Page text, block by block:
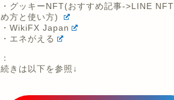
・グッキーNFT(おすすめ記事->LINE
め方と使い方)
・WikiFX Japan
・エネがえる
：
続きは以下を参照↓